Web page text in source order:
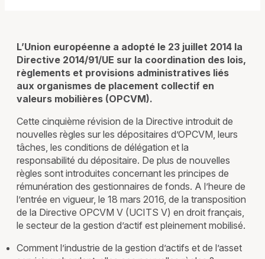
L’Union européenne a adopté le 23 juillet 2014 la
Directive 2014/91/UE sur la coordination des lois,
règlements et provisions administratives liés
aux organismes de placement collectif en
valeurs mobilières (OPCVM).
Cette cinquième révision de la Directive introduit de
nouvelles règles sur les dépositaires d’OPCVM, leurs
tâches, les conditions de délégation et la
responsabilité du dépositaire. De plus de nouvelles
règles sont introduites concernant les principes de
rémunération des gestionnaires de fonds. A l’heure de
l’entrée en vigueur, le 18 mars 2016, de la transposition
de la Directive OPCVM V (UCITS V) en droit français,
le secteur de la gestion d’actif est pleinement mobilisé.
Comment l’industrie de la gestion d’actifs et de l’asset